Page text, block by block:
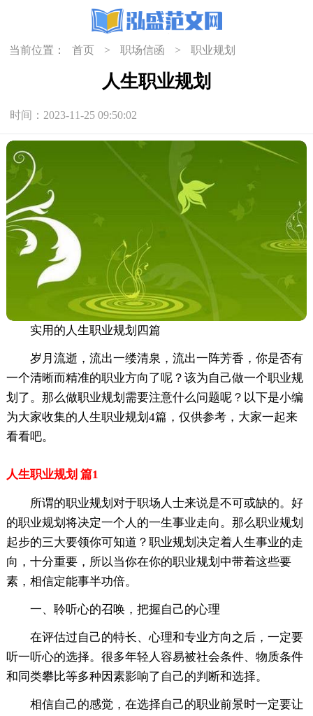
当前位置： 首页 > 职场信函 > 职业规划
人生职业规划
时间：2023-11-25 09:50:02
实用的人生职业规划四篇
岁月流逝，流出一缕清泉，流出一阵芳香，你是否有
一个清晰而精准的职业方向了呢？该为自己做一个职业规
划了。那么做职业规划需要注意什么问题呢？以下是小编
为大家收集的人生职业规划4篇，仅供参考，大家一起来
看看吧。
人生职业规划 篇1
所谓的职业规划对于职场人士来说是不可或缺的。好
的职业规划将决定一个人的一生事业走向。那么职业规划
起步的三大要领你可知道？职业规划决定着人生事业的走
向，十分重要，所以当你在你的职业规划中带着这些要
素，相信定能事半功倍。
一、聆听心的召唤，把握自己的心理
在评估过自己的特长、心理和专业方向之后，一定要
听一听心的选择。很多年轻人容易被社会条件、物质条件
和同类攀比等多种因素影响了自己的判断和选择。
相信自己的感觉，在选择自己的职业前景时一定要让